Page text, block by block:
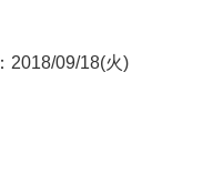
：2018/09/18(火)